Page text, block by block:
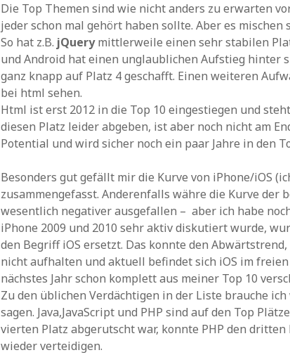
Die Top Themen sind wie nicht anders zu erwarten
jeder schon mal gehört haben sollte. Aber es mischen
So hat z.B. jQuerymittlerweile einen sehr stabilen
und Android hat einen unglaublichen Aufstieg hinter
ganz knapp auf Platz 4 geschafft. Einen weiteren
bei html sehen.
Html ist erst 2012 in die Top 10 eingestiegen und
diesen Platz leider abgeben, ist aber noch nicht am
Potential und wird sicher noch ein paar Jahre in den
Besonders gut gefällt mir die Kurve von iPhone/iOS
zusammengefasst. Anderenfalls währe die Kurve der
wesentlich negativer ausgefallen – aber ich habe
iPhone 2009 und 2010 sehr aktiv diskutiert wurde,
den Begriff iOS ersetzt. Das konnte den
nicht aufhalten und aktuell befindet sich iOS im
nächstes Jahr schon komplett aus meiner Top 10
Zu den üblichen Verdächtigen in der Liste brauche
sagen. Java,JavaScript und PHP sind auf den Top
vierten Platz abgerutscht war, konnte PHP den
wieder verteidigen.